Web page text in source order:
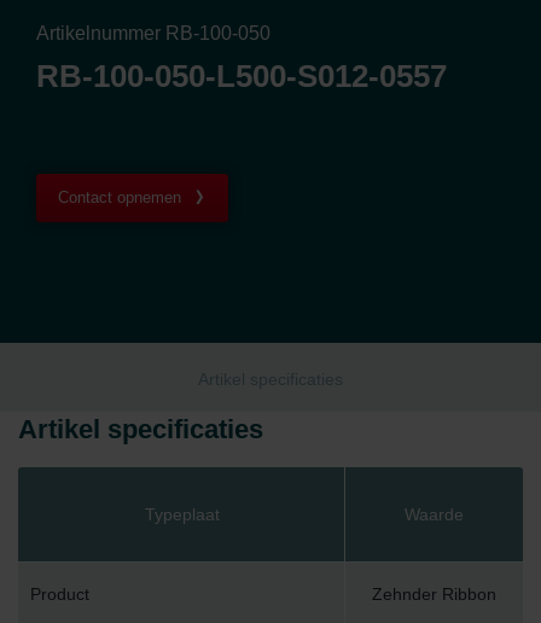
Artikelnummer RB-100-050
RB-100-050-L500-S012-0557
Contact opnemen
Artikel specificaties
Artikel specificaties
Typeplaat Waarde
Product Zehnder Ribbon